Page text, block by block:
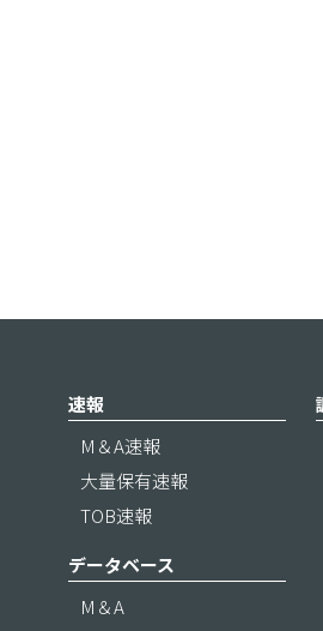
速報
M＆A速報
大量保有速報
TOB速報
データベース
M＆A